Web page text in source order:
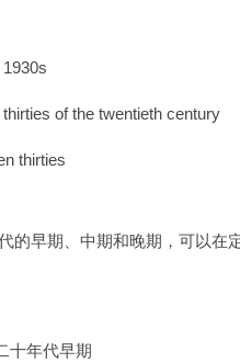
of the twentieth century
thirties
的早期、中期和晚期，可以在
十年代早期